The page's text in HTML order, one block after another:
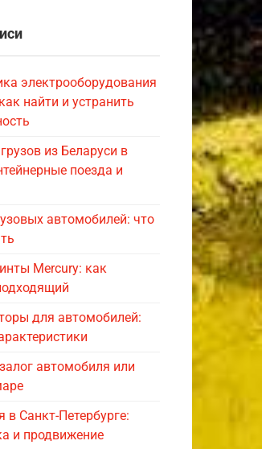
электрооборудования
найти и устранить
из Беларуси в
поезда и
автомобилей: что
Mercury: как
для автомобилей:
автомобиля или
в Санкт-Петербурге:
и продвижение